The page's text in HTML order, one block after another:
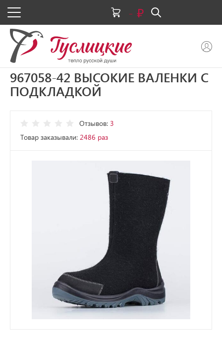
-
967058-42 ВЫСОКИЕ ВАЛЕНКИ С
ПОДКЛАДКОЙ
Отзывов: 3
Товар заказывали: 2486 раз